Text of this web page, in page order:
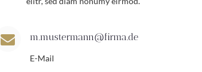
 m.mustermann@firma.de
E-Mail